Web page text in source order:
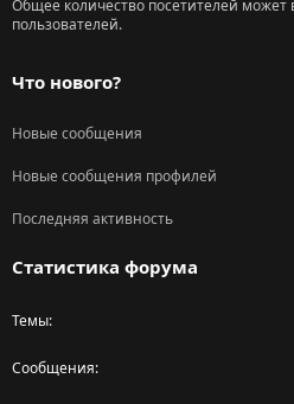
Общее количество посетителей может
пользователей.
Что нового?
Новые сообщения
Новые сообщения профилей
Последняя активность
Статистика форума
Темы
Сообщения